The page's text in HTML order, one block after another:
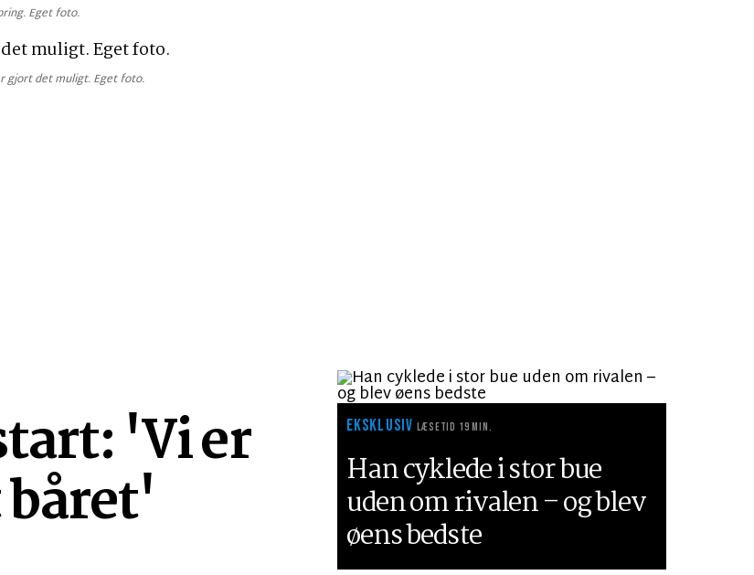
Eget foto.
gjort det muligt. Eget foto.
'Vi er EKSKLUSIVLÆSETID 19 MIN.
Han cyklede i stor bue
uden om rivalen – og blev
øens bedste